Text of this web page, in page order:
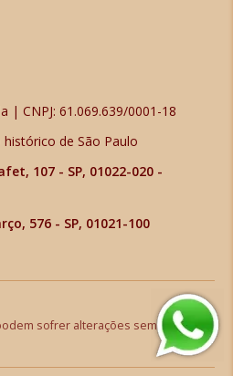
| CNPJ: 61.069.639/0001-18
de São Paulo
107 - SP, 01022-020 -
576 - SP, 01021-100
sofrer alterações sem aviso